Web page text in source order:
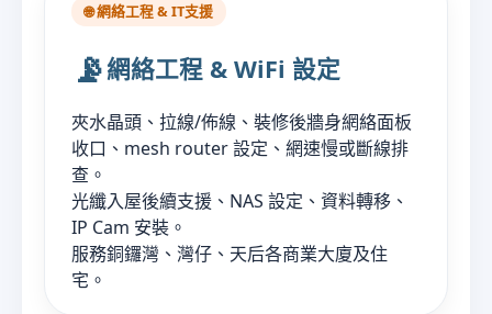
🌐 網絡工程 & IT支援
📡網絡工程 & WiFi 設定
夾水晶頭、拉線/佈線、裝修後牆身網絡面板
收口、mesh router 設定、網速慢或斷線排
查。
光纖入屋後續支援、NAS 設定、資料轉移、
IP Cam 安裝。
服務銅鑼灣、灣仔、天后各商業大廈及住
宅。